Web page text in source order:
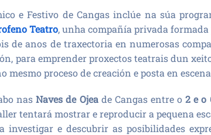
e Festivo de Cangas inclúe na súa
Teatro, unha compañía privada formada
de anos de traxectoria en numerosas
para emprender proxectos teatrais dun
proceso de creación e posta en
nasNaves de Ojeade Cangas entre o2 e o
tentará mostrar e reproducir a pequena
investigar e descubrir as posibilidades